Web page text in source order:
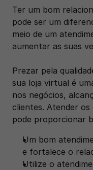
Ter um bom
pode ser um
meio de um
aumentar as suas
Prezar pela
sua loja virtual é
nos negócios,
clientes. Atender
pode proporcionar
Um bom
e fortalece o
Utilize o